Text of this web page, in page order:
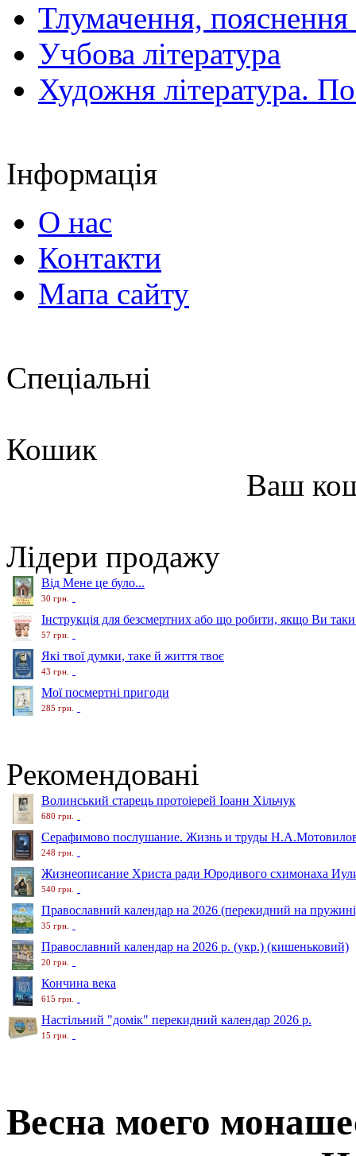
Тлумачення,
Учбова література
Художня література.
Інформація
О нас
Контакти
Мапа сайту
Спеціальні
Кошик
Ваш
Лідери продажу
Від Мене це було...
30 грн.
Інструкція для безсмертних або що робити, якщо Ви
57 грн.
Які твої думки, таке й життя твоє
43 грн.
Мої посмертні пригоди
285 грн.
Рекомендовані
Волинський старець протоіерей Іоанн Хільчук
680 грн.
Серафимово послушание. Жизнь и труды
248 грн.
Жизнеописание Христа ради Юродивого схимонаха
540 грн.
Православний календар на 2026 (перекидний на
35 грн.
Православний календар на 2026 р. (укр.) (кишеньковий)
20 грн.
Кончина века
615 грн.
Настільний "домік" перекидний календар 2026 р.
15 грн.
Весна моего